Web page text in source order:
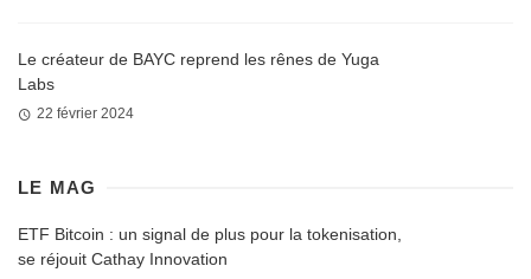
Le créateur de BAYC reprend les rênes de Yuga
Labs
22 février 2024
LE MAG
ETF Bitcoin : un signal de plus pour la tokenisation,
se réjouit Cathay Innovation